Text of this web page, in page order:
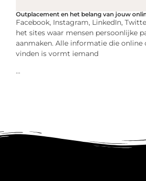
Outplacement en het belang van jouw
Facebook, Instagram, LinkedIn,
het sites waar mensen persoonlijke
aanmaken. Alle informatie die online
vinden is vormt iemand
...